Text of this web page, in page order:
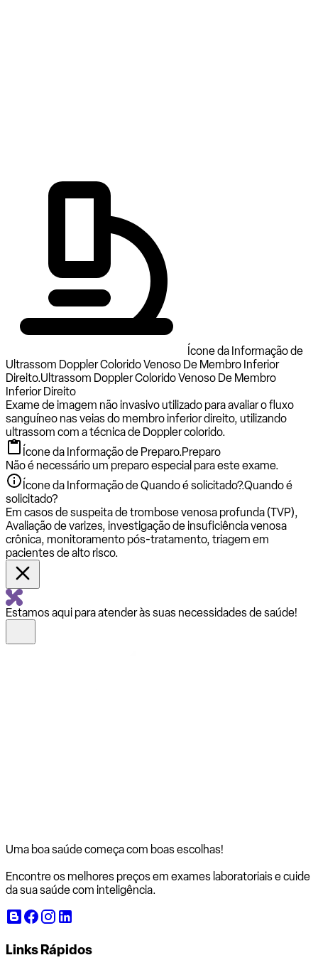
Ícone da Informação de
Ultrassom Doppler Colorido Venoso De Membro Inferior
Direito.Ultrassom Doppler Colorido Venoso De Membro
Inferior Direito
Exame de imagem não invasivo utilizado para avaliar o fluxo
sanguíneo nas veias do membro inferior direito, utilizando
ultrassom com a técnica de Doppler colorido.
Ícone da Informação de Preparo.Preparo
Não é necessário um preparo especial para este exame.
Ícone da Informação de Quando é solicitado?.Quando é
solicitado?
Em casos de suspeita de trombose venosa profunda (TVP),
Avaliação de varizes, investigação de insuficiência venosa
crônica, monitoramento pós-tratamento, triagem em
pacientes de alto risco.
Estamos aqui para atender às suas necessidades de saúde!
Uma boa saúde começa com boas escolhas!
Encontre os melhores preços em exames laboratoriais e cuide
da sua saúde com inteligência.
Links Rápidos